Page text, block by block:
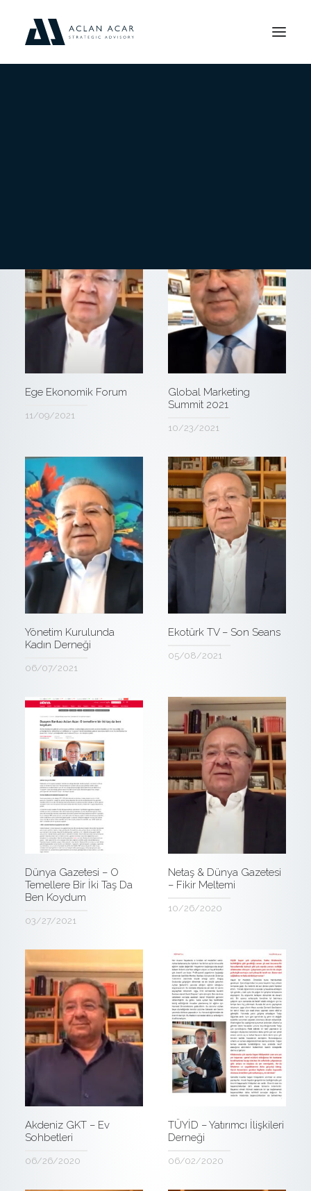
Ege Ekonomik Forum
11/09/2021
Global Marketing
Summit 2021
10/23/2021
Yönetim Kurulunda
Kadın Derneği
06/07/2021
Ekotürk TV – Son Seans
05/08/2021
Dünya Gazetesi – O
Temellere Bir İki Taş Da
Ben Koydum
03/27/2021
Netaş & Dünya Gazetesi
– Fikir Meltemi
10/26/2020
Akdeniz GKT – Ev
Sohbetleri
06/26/2020
TÜYİD – Yatırımcı İlişkileri
Derneği
06/02/2020